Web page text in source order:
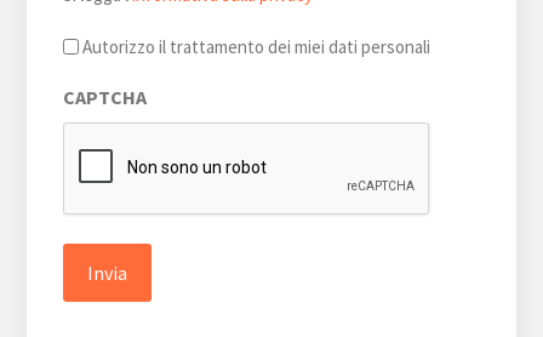
legga
l'informativa
privacy
Autorizzo il trattamento dei miei dati personali
CAPTCHA